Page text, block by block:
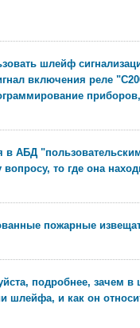
шлейф
включения реле
в АБД
то где она
пожарные
подробнее, зачем
шлейфа, и как он